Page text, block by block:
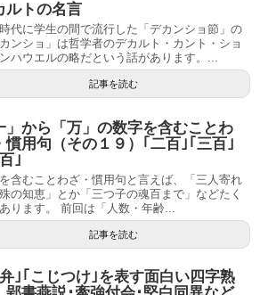
ルトの名言
代に学生の間で流行した「デカンショ節」の
カンショ」は哲学者のデカルト・カント・ショ
ハウエルの略だという話があります。...
記事を読む
」から「万」の数字を含むことわ
慣用句（その１９）｢二百｣｢三百｣
｣
含むことわざ・慣用句と言えば、「三人寄れ
の知恵」とか「三つ子の魂百まで」などたく
ります。 前回は「人数・年齢...
記事を読む
｣｢こじつけ｣を表す面白い四字熟